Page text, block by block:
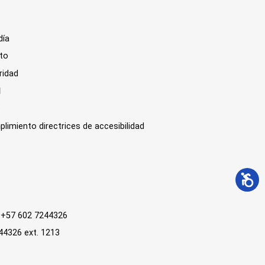
directrices de accesibilidad
602 7244326
ext. 1213